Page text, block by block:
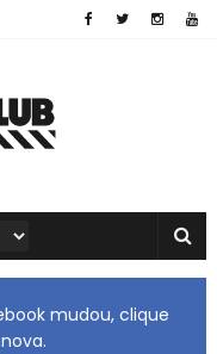
mudou, clique